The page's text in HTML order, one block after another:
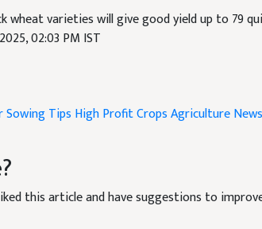
wheat varieties will give good yield up to 79
02:03 PM IST
Sowing Tips High Profit CropsAgriculture News
this article and have suggestions to